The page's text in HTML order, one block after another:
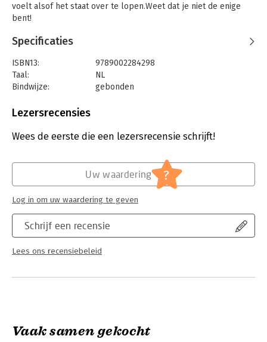
voelt alsof het staat over te lopen.Weet dat je niet de enige
bent!
ontdek je wat jou kan helpen. Het zal je begeleiden tijdens
Boordevol vragen en antwoorden, tips en opdrachten, is het
een praktische gids voor iedereen die zich af en toe
overprikkeld voelt.
Specificaties
ISBN13:
9789002284298
Taal:
NL
Bindwijze:
gebonden
Uitgever:
Verschijningsdatum:
2-9-2025
Lezersrecensies
Wees de eerste die een lezersrecensie schrijft!
Schrijf een recensie
Lees ons recensiebeleid
Uw waardering ?
Log in om uw waardering te geven
Vaak samen gekocht